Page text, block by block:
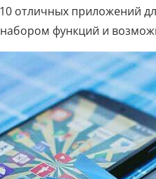
отличных приложений
функций и